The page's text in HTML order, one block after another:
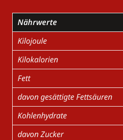
Nährwerte
Kilojoule
Kilokalorien
Fett
davon gesättigte Fettsäuren
Kohlenhydrate
davon Zucker